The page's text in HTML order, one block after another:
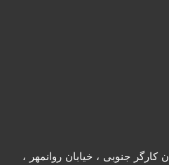
کارگر جنوبی ، خیابان روانمهر ،